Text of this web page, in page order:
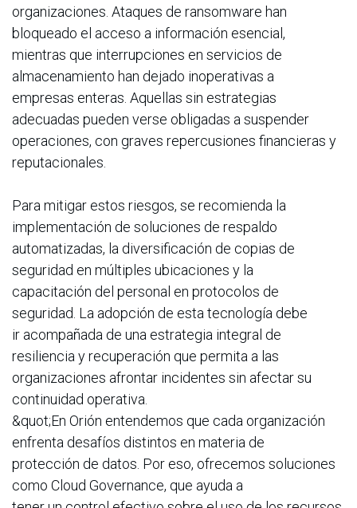
organizaciones. Ataques de ransomware han
bloqueado el acceso a información esencial,
mientras que interrupciones en servicios de
almacenamiento han dejado inoperativas a
empresas enteras. Aquellas sin estrategias
adecuadas pueden verse obligadas a suspender
operaciones, con graves repercusiones financieras y
reputacionales.
Para mitigar estos riesgos, se recomienda la
implementación de soluciones de respaldo
automatizadas, la diversificación de copias de
seguridad en múltiples ubicaciones y la
capacitación del personal en protocolos de
seguridad. La adopción de esta tecnología debe
ir acompañada de una estrategia integral de
resiliencia y recuperación que permita a las
organizaciones afrontar incidentes sin afectar su
continuidad operativa.
&quot;En Orión entendemos que cada organización
enfrenta desafíos distintos en materia de
protección de datos. Por eso, ofrecemos soluciones
como Cloud Governance, que ayuda a